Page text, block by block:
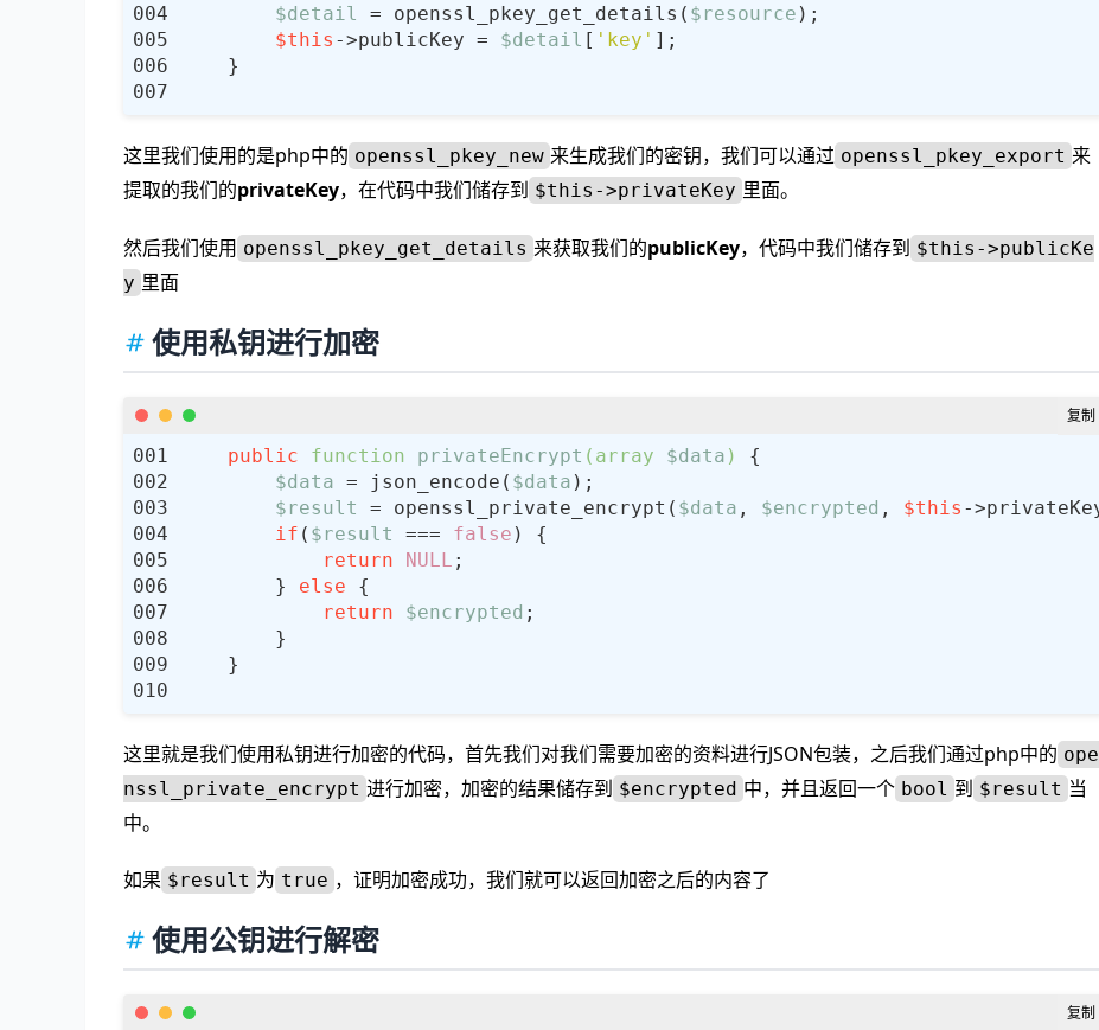
$detail
= openssl_pkey_get_details( $resource
$this ->publicKey = $detail [ 'key'
这里我们使用的是php中的 openssl_pkey_new 来生成我们的密钥，我们可以通过 openssl_pkey_export 来
提取的我们的privateKey，在代码中我们储存到 $this->privateKey 里面。
然后我们使用 openssl_pkey_get_details 来获取我们的publicKey，代码中我们储存到 $this->publicKe
y 里面
使用私钥进行加密
public function privateEncrypt ( array $data )
$data = json_encode( $data
$result
= openssl_private_encrypt( $data , $encrypted , $this
if ( $result === false
return
NULL
        }
else
return
$encrypted
这里就是我们使用私钥进行加密的代码，首先我们对我们需要加密的资料进行JSON包装，之后我们通过php中的 ope
nssl_private_encrypt 进行加密，加密的结果储存到 $encrypted 中，并且返回一个 bool 到 $result 当
中。
如果 $result 为 true ，证明加密成功，我们就可以返回加密之后的内容了
使用公钥进行解密